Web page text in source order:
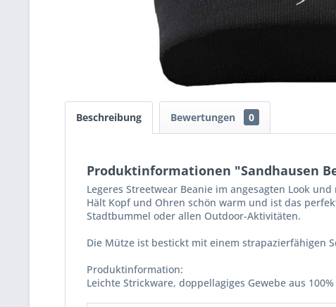
Beschreibung Bewertungen 0
Produktinformationen "Sandhausen
Legeres Streetwear Beanie im angesagten Look
Hält Kopf und Ohren schön warm und ist das
Stadtbummel oder allen Outdoor-Aktivitäten.
Die Mütze ist bestickt mit einem strapazierfähigen
Produktinformation:
Leichte Strickware, doppellagiges Gewebe aus